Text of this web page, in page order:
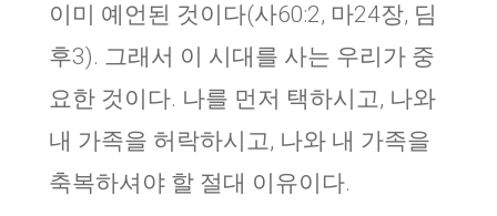
이미 예언된 것이다(사60:2, 마24장, 딤
후3). 그래서 이 시대를 사는 우리가 중
요한 것이다. 나를 먼저 택하시고, 나와
내 가족을 허락하시고, 나와 내 가족을
축복하셔야 할 절대 이유이다.